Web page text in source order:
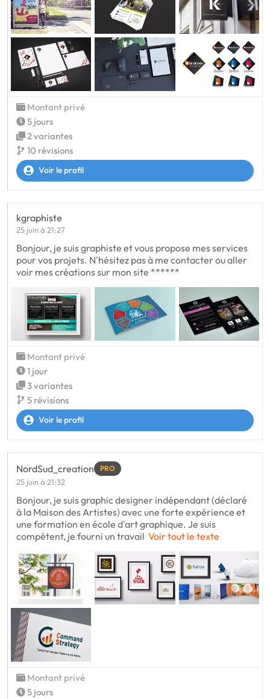
Montant privé
5 jours
2 variantes
10 révisions
Voir le profil
kgraphiste
25 juin à 21:27
Bonjour, je suis graphiste et vous propose mes services
pour vos projets. N'hésitez pas à me contacter ou aller
voir mes créations sur mon site ******
Montant privé
1 jour
3 variantes
5 révisions
Voir le profil
NordSud_creation PRO
25 juin à 21:32
Bonjour, je suis graphic designer indépendant (déclaré
à la Maison des Artistes) avec une forte expérience et
une formation en école d'art graphique. Je suis
compétent, je fourni un travail Voir tout le texte
Montant privé
5 jours